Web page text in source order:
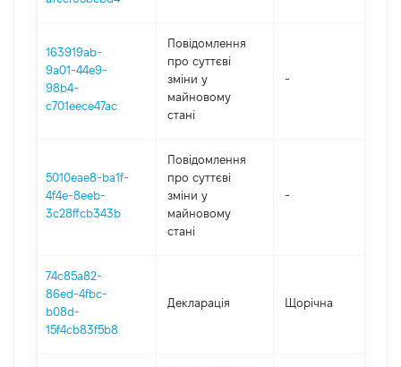
163919ab-
9a01-44e9-
98b4-
c701eece47ac
Повідомлення
про суттєві
зміни y
майновому
стані
-
5010eae8-ba1f-
4f4e-8eeb-
3c28ffcb343b
Повідомлення
про суттєві
зміни y
майновому
стані
-
74c85a82-
86ed-4fbc-
b08d-
15f4cb83f5b8
Декларація Щорічна